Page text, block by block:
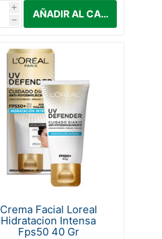
i
h
Crema Facial Loreal
Hidratacion Intensa
Fps50 40 Gr